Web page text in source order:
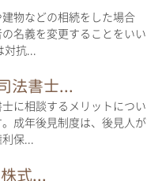
物などの相続をした場合
名義を変更することをいい
抗...
法書士...
に相談するメリットについ
成年後見制度は、後見人が
保...
式...